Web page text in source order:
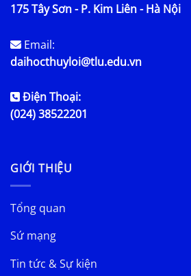
175 Tây Sơn - P. Kim Liên - Hà Nội
Email:
daihocthuyloi@tlu.edu.vn
Điện Thoại:
(024) 38522201
GIỚI THIỆU
Tổng quan
Sứ mạng
Tin tức & Sự kiện